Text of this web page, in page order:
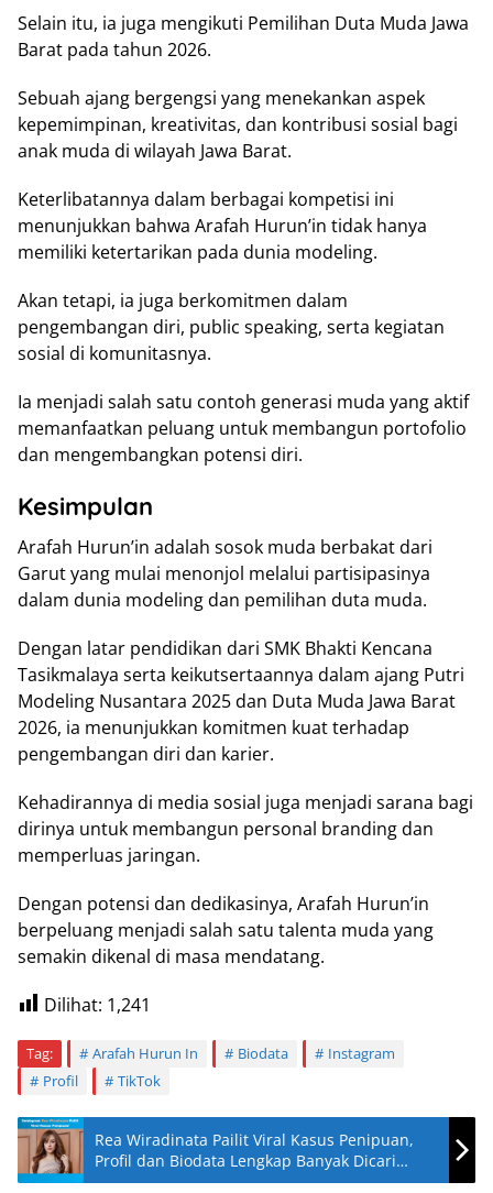
Selain itu, ia juga mengikuti Pemilihan Duta Muda Jawa
Barat pada tahun 2026.
Sebuah ajang bergengsi yang menekankan aspek
kepemimpinan, kreativitas, dan kontribusi sosial bagi
anak muda di wilayah Jawa Barat.
Keterlibatannya dalam berbagai kompetisi ini
menunjukkan bahwa Arafah Hurun’in tidak hanya
memiliki ketertarikan pada dunia modeling.
Akan tetapi, ia juga berkomitmen dalam
pengembangan diri, public speaking, serta kegiatan
sosial di komunitasnya.
Ia menjadi salah satu contoh generasi muda yang aktif
memanfaatkan peluang untuk membangun portofolio
dan mengembangkan potensi diri.
Kesimpulan
Arafah Hurun’in adalah sosok muda berbakat dari
Garut yang mulai menonjol melalui partisipasinya
dalam dunia modeling dan pemilihan duta muda.
Dengan latar pendidikan dari SMK Bhakti Kencana
Tasikmalaya serta keikutsertaannya dalam ajang Putri
Modeling Nusantara 2025 dan Duta Muda Jawa Barat
2026, ia menunjukkan komitmen kuat terhadap
pengembangan diri dan karier.
Kehadirannya di media sosial juga menjadi sarana bagi
dirinya untuk membangun personal branding dan
memperluas jaringan.
Dengan potensi dan dedikasinya, Arafah Hurun’in
berpeluang menjadi salah satu talenta muda yang
semakin dikenal di masa mendatang.
Dilihat: 1,241
Tag: Arafah Hurun In Biodata
Instagram
Profil
TikTok
Rea Wiradinata Pailit Viral Kasus Penipuan,
Profil dan Biodata Lengkap Banyak Dicari
Netizen!